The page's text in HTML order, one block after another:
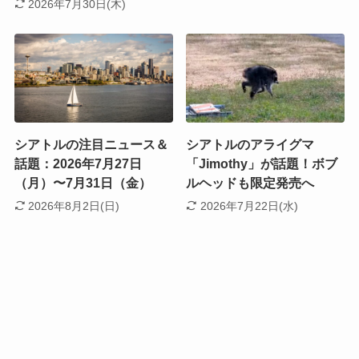
2026年7月30日(木)
シアトルの注目ニュース＆
話題：2026年7月27日
（月）〜7月31日（金）
2026年8月2日(日)
シアトルのアライグマ
「Jimothy」が話題！ボブ
ルヘッドも限定発売へ
2026年7月22日(水)